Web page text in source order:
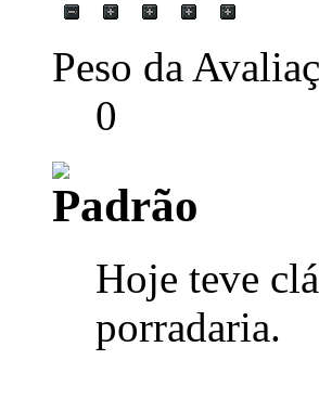
Peso da
0
Hoje teve
porradaria.